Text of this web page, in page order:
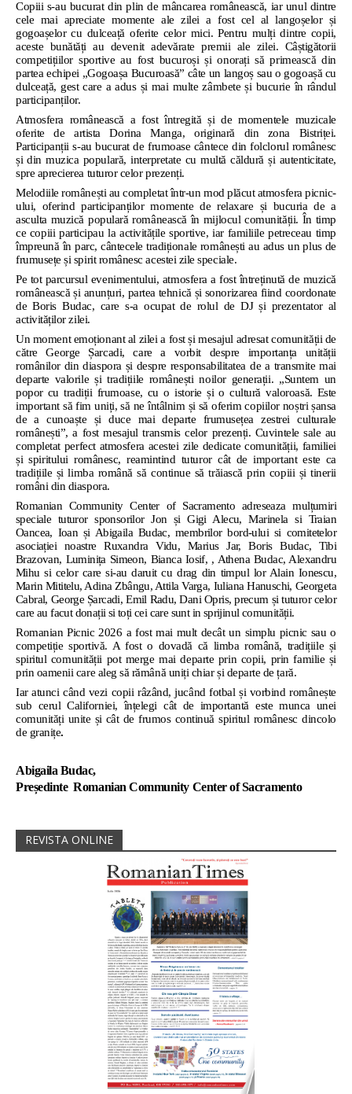
Copiii s-au bucurat din plin de mâncarea românească, iar unul dintre
cele mai apreciate momente ale zilei a fost cel al langoșelor și
gogoașelor cu dulceață oferite celor mici. Pentru mulți dintre copii,
aceste bunătăți au devenit adevărate premii ale zilei. Câștigătorii
competițiilor sportive au fost bucuroși și onorați să primească din
partea echipei „Gogoașa Bucuroasă” câte un langoș sau o gogoașă cu
dulceață, gest care a adus și mai multe zâmbete și bucurie în rândul
participanților.
Atmosfera românească a fost întregită și de momentele muzicale
oferite de artista Dorina Manga, originară din zona Bistriței.
Participanții s-au bucurat de frumoase cântece din folclorul românesc
și din muzica populară, interpretate cu multă căldură și autenticitate,
spre aprecierea tuturor celor prezenți.
Melodiile românești au completat într-un mod plăcut atmosfera picnic-
ului, oferind participanților momente de relaxare și bucuria de a
asculta muzică populară românească în mijlocul comunității. În timp
ce copiii participau la activitățile sportive, iar familiile petreceau timp
împreună în parc, cântecele tradiționale românești au adus un plus de
frumusețe și spirit românesc acestei zile speciale.
Pe tot parcursul evenimentului, atmosfera a fost întreținută de muzică
românească și anunțuri, partea tehnică și sonorizarea fiind coordonate
de Boris Budac, care s-a ocupat de rolul de DJ și prezentator al
activităților zilei.
Un moment emoționant al zilei a fost și mesajul adresat comunității de
către George Șarcadi, care a vorbit despre importanța unității
românilor din diaspora și despre responsabilitatea de a transmite mai
departe valorile și tradițiile românești noilor generații. „Suntem un
popor cu tradiții frumoase, cu o istorie și o cultură valoroasă. Este
important să fim uniți, să ne întâlnim și să oferim copiilor noștri șansa
de a cunoaște și duce mai departe frumusețea zestrei culturale
românești”, a fost mesajul transmis celor prezenți. Cuvintele sale au
completat perfect atmosfera acestei zile dedicate comunității, familiei
și spiritului românesc, reamintind tuturor cât de important este ca
tradițiile și limba română să continue să trăiască prin copiii și tinerii
români din diaspora.
Romanian Community Center of Sacramento adreseaza mulțumiri
speciale tuturor sponsorilor Jon și Gigi Alecu, Marinela si Traian
Oancea, Ioan și Abigaila Budac, membrilor bord-ului si comitetelor
asociației noastre Ruxandra Vidu, Marius Jar, Boris Budac, Tibi
Brazovan, Luminița Simeon, Bianca Iosif, , Athena Budac, Alexandru
Mihu si celor care si-au daruit cu drag din timpul lor Alain Ionescu,
Marin Mititelu, Adina Zbângu, Attila Varga, Iuliana Hanuschi, Georgeta
Cabral, George Șarcadi, Emil Radu, Dani Opris, precum și tuturor celor
care au facut donații si toți cei care sunt in sprijinul comunității.
Romanian Picnic 2026 a fost mai mult decât un simplu picnic sau o
competiție sportivă. A fost o dovadă că limba română, tradițiile și
spiritul comunității pot merge mai departe prin copii, prin familie și
prin oamenii care aleg să rămână uniți chiar și departe de țară.
Iar atunci când vezi copii râzând, jucând fotbal și vorbind românește
sub cerul Californiei, înțelegi cât de importantă este munca unei
comunități unite și cât de frumos continuă spiritul românesc dincolo
de granițe.
Abigaila Budac,
Președinte Romanian Community Center of Sacramento
REVISTA ONLINE